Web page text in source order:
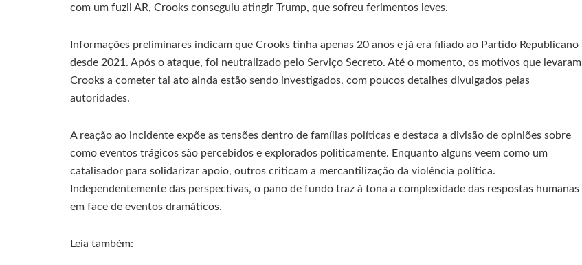
com um fuzil AR, Crooks conseguiu atingir Trump, que sofreu ferimentos leves.
Informações preliminares indicam que Crooks tinha apenas 20 anos e já era filiado ao Partido Republicano
desde 2021. Após o ataque, foi neutralizado pelo Serviço Secreto. Até o momento, os motivos que levaram
Crooks a cometer tal ato ainda estão sendo investigados, com poucos detalhes divulgados pelas
autoridades.
A reação ao incidente expõe as tensões dentro de famílias políticas e destaca a divisão de opiniões sobre
como eventos trágicos são percebidos e explorados politicamente. Enquanto alguns veem como um
catalisador para solidarizar apoio, outros criticam a mercantilização da violência política.
Independentemente das perspectivas, o pano de fundo traz à tona a complexidade das respostas humanas
em face de eventos dramáticos.
Leia também: